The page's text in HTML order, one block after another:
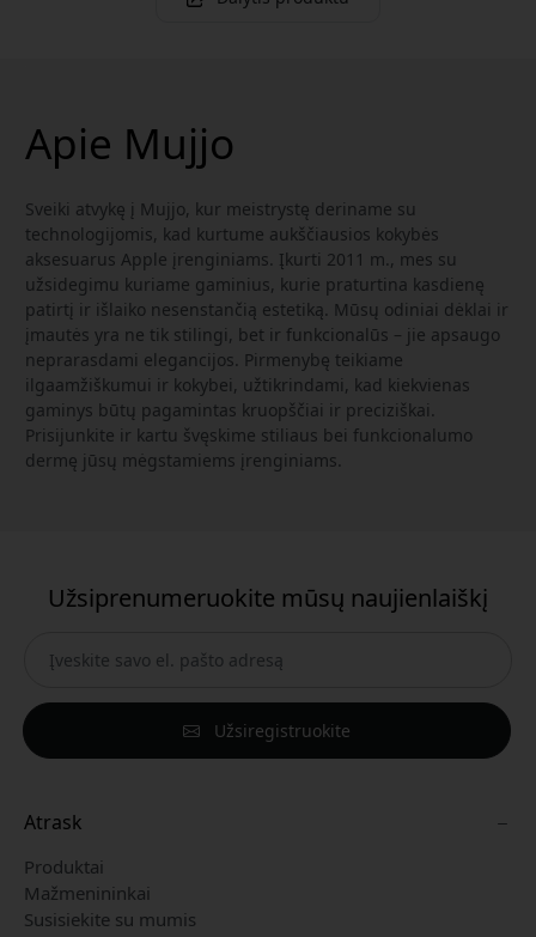
Apie Mujjo
Sveiki atvykę į Mujjo, kur meistrystę deriname su
technologijomis, kad kurtume aukščiausios kokybės
aksesuarus Apple įrenginiams. Įkurti 2011 m., mes su
užsidegimu kuriame gaminius, kurie praturtina kasdienę
patirtį ir išlaiko nesenstančią estetiką. Mūsų odiniai dėklai ir
įmautės yra ne tik stilingi, bet ir funkcionalūs – jie apsaugo
neprarasdami elegancijos. Pirmenybę teikiame
ilgaamžiškumui ir kokybei, užtikrindami, kad kiekvienas
gaminys būtų pagamintas kruopščiai ir preciziškai.
Prisijunkite ir kartu švęskime stiliaus bei funkcionalumo
dermę jūsų mėgstamiems įrenginiams.
Užsiprenumeruokite mūsų naujienlaiškį
Užsiregistruokite
Atrask
Produktai
Mažmenininkai
Susisiekite su mumis